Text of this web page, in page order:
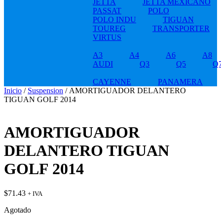
JETTA
JETTA MEXICANO
PASSAT
POLO
POLO INDU
TIGUAN
TOUREG
TRANSPORTER
VIRTUS
A3 A4 A6
A8
AUDI
Q3 Q5
CAYENNE
PANAMERA
Inicio / Suspension / AMORTIGUADOR DELANTERO
TIGUAN GOLF 2014
AMORTIGUADOR
DELANTERO TIGUAN
GOLF 2014
$71.43 + IVA
Agotado